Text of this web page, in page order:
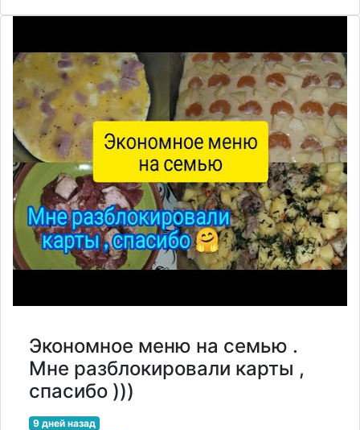
Экономное меню на семью .
Мне разблокировали карты ,
спасибо )))
9 дней назад